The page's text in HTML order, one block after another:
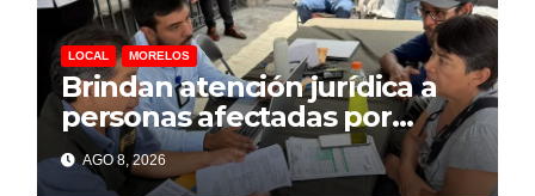
LOCAL MORELOS
Brindan atención jurídica a
personas afectadas por
explosión de pipa en Las
Granjas
AGO 8, 2026